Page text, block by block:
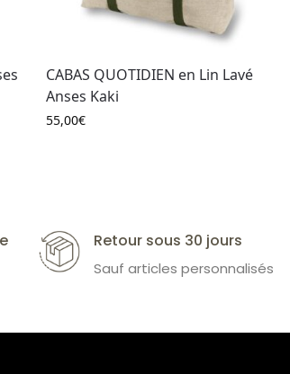
CABAS QUOTIDIEN en Lin Lavé
Anses Kaki
55,00€
Retour sous 30 jours
Sauf articles personnalisés